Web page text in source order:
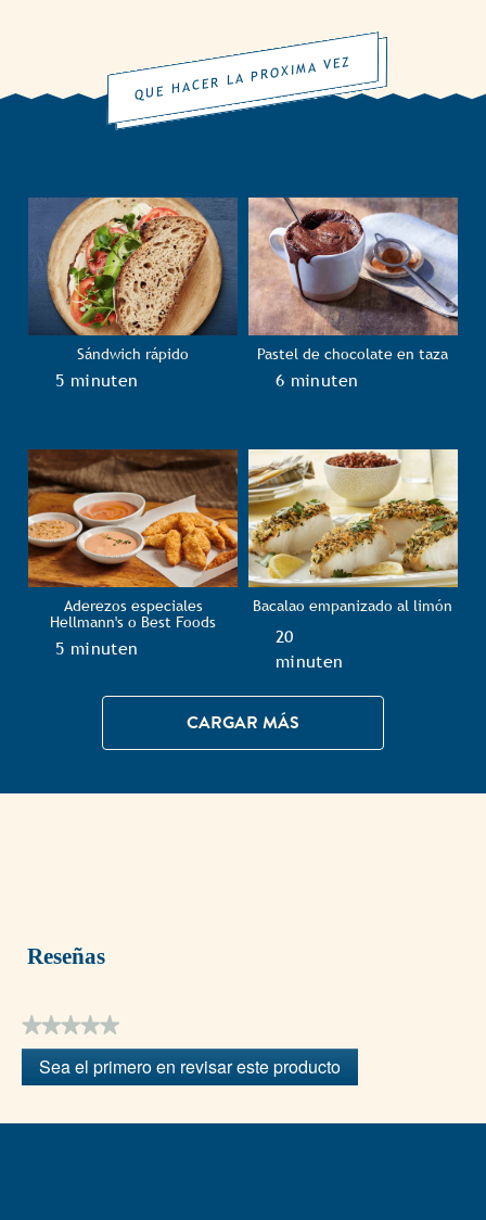
QUE HACER LA PROXIMA VEZ
Sándwich rápido
TotalTime
5 minuten
Pastel de chocolate en taza
TotalTime
6 minuten
Aderezos especiales
Hellmann's o Best Foods
TotalTime
5 minuten
Bacalao empanizado al limón
TotalTime
20
minuten
CARGAR MÁS
Reseñas
★★★★★
Sin
puntuación
Sea el primero en revisar este producto
.
esta